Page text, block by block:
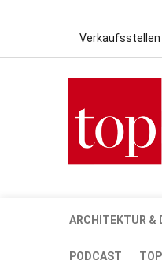
Verkaufsstellen
ARCHITEKTUR &
PODCAST